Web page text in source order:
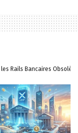
Rails Bancaires